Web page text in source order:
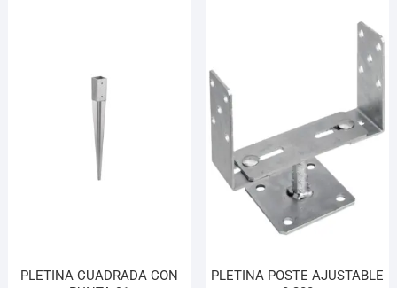
PLETINA CUADRADA CON
PLETINA POSTE AJUSTABLE